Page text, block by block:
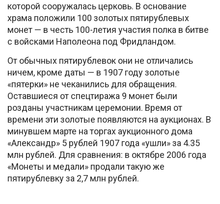
которой сооружалась церковь. В основание
храма положили 100 золотых пятирублевых
монет — в честь 100-летия участия полка в битве
с войсками Наполеона под Фридландом.
От обычных пятирублевок они не отличались
ничем, кроме даты — в 1907 году золотые
«пятерки» не чеканились для обращения.
Оставшиеся от спецтиража 9 монет были
розданы участникам церемонии. Время от
времени эти золотые появляются на аукционах. В
минувшем марте на торгах аукционного дома
«Александр» 5 рублей 1907 года «ушли» за 4.35
млн рублей. Для сравнения: в октябре 2006 года
«Монеты и медали» продали такую же
пятирублевку за 2,7 млн рублей.